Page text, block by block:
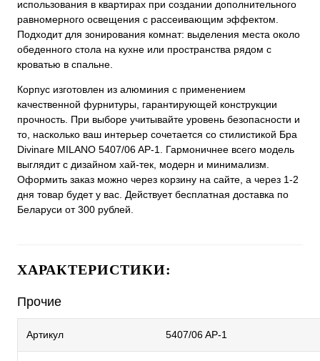
использования в квартирах при создании дополнительного
равномерного освещения с рассеивающим эффектом.
Подходит для зонирования комнат: выделения места около
обеденного стола на кухне или пространства рядом с
кроватью в спальне.
Корпус изготовлен из алюминия с применением
качественной фурнитуры, гарантирующей конструкции
прочность. При выборе учитывайте уровень безопасности и
то, насколько ваш интерьер сочетается со стилистикой Бра
Divinare MILANO 5407/06 AP-1. Гармоничнее всего модель
выглядит с дизайном хай-тек, модерн и минимализм.
Оформить заказ можно через корзину на сайте, а через 1-2
дня товар будет у вас. Действует бесплатная доставка по
Беларуси от 300 рублей.
ХАРАКТЕРИСТИКИ:
Прочие
Артикул 5407/06 AP-1